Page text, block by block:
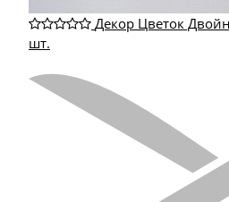
Декор Цветок
шт.